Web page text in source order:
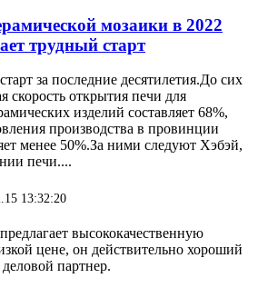
мозаики в 2022
трудный старт
за последние десятилетия.До сих
скорость открытия печи для
изделий составляет 68%,
производства в провинции
менее 50%.За ними следуют Хэбэй,
печи....
13:32:20
высококачественную
цене, он действительно хороший
партнер.